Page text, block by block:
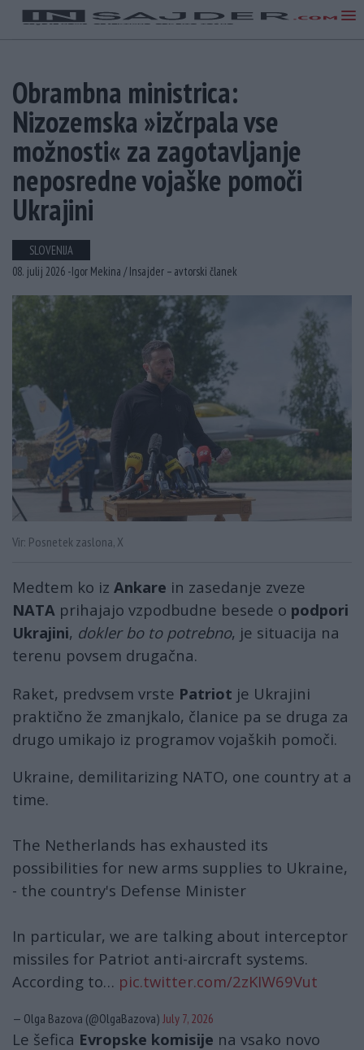
Obrambna ministrica:
Nizozemska »izčrpala vse
možnosti« za zagotavljanje
neposredne vojaške pomoči
Ukrajini
SLOVENIJA
08. julij 2026 -Igor Mekina /Insajder – avtorski članek
Vir: Posnetek zaslona, X
Medtem ko iz Ankare in zasedanje zveze
NATA prihajajo vzpodbudne besede o podpori
Ukrajini, dokler bo to potrebno, je situacija na
terenu povsem drugačna.
Raket, predvsem vrste Patriot je Ukrajini
praktično že zmanjkalo, članice pa se druga za
drugo umikajo iz programov vojaških pomoči.
Ukraine, demilitarizing NATO, one country at a
time.
The Netherlands has exhausted its
possibilities for new arms supplies to Ukraine,
- the country's Defense Minister
In particular, we are talking about interceptor
missiles for Patriot anti-aircraft systems.
According to… pic.twitter.com/2zKIW69Vut
— Olga Bazova (@OlgaBazova) July 7, 2026
Le šefica Evropske komisije na vsako novo